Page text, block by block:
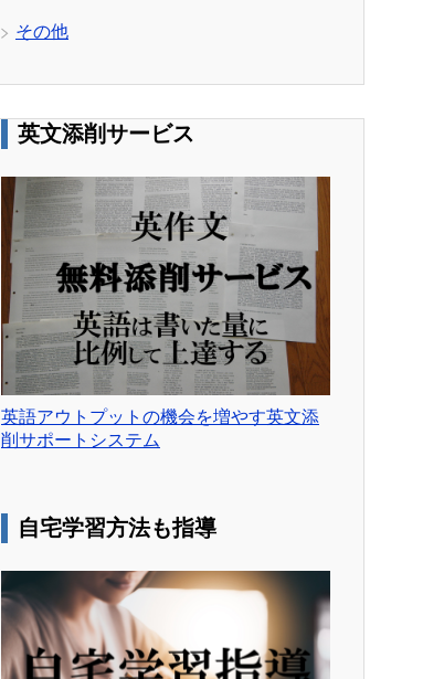
その他
英文添削サービス
英語アウトプットの機会を増やす英文添
削サポートシステム
自宅学習方法も指導